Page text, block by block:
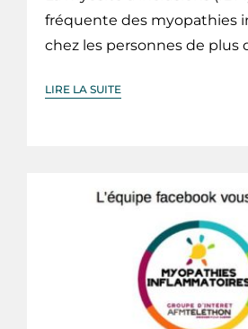
fréquente des myopathies
chez les personnes de plus
LIRE LA SUITE